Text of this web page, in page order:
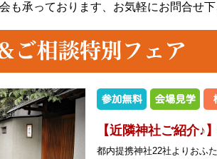
も承っております、 お気軽にお問合せ
【近隣神社ご紹介♪
都内提携神社22社よりおふ